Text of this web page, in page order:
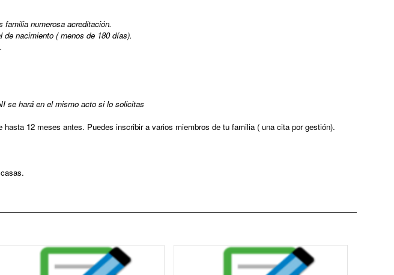
numerosa acreditación.
nacimiento ( menos de 180 días).
se hará en el mismo acto si lo solicitas
12 meses antes. Puedes inscribir a varios miembros de tu familia ( una cita por gestión).